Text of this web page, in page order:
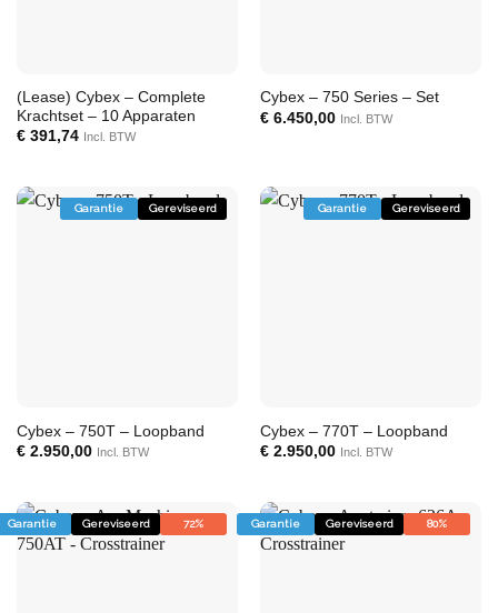
(Lease) Cybex – Complete
Krachtset – 10 Apparaten
€391,74 Incl. BTW
Cybex – 750 Series – Set
€6.450,00 Incl. BTW
Garantie Gereviseerd
Cybex – 750T – Loopband
€2.950,00 Incl. BTW
Garantie Gereviseerd
Cybex – 770T – Loopband
€2.950,00 Incl. BTW
Garantie Gereviseerd 72% Garantie Gereviseerd 80%